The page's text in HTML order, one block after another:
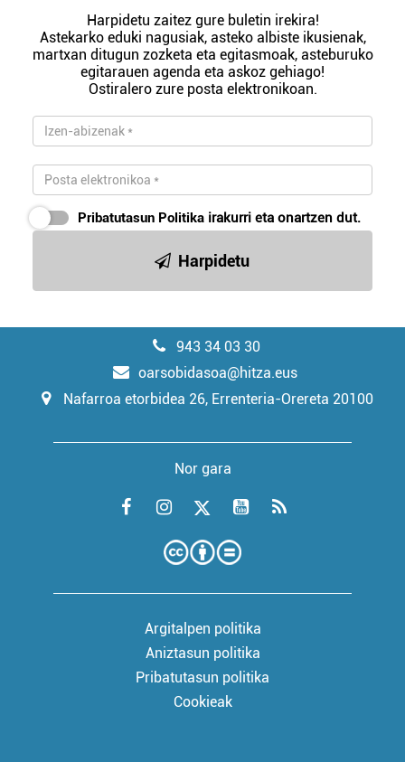
Harpidetu zaitez gure buletin irekira!
Astekarko eduki nagusiak, asteko albiste ikusienak,
martxan ditugun zozketa eta egitasmoak, asteburuko
egitarauen agenda eta askoz gehiago!
Ostiralero zure posta elektronikoan.
Pribatutasun Politika irakurri eta onartzen dut.
Harpidetu
943 34 03 30
oarsobidasoa@hitza.eus
Nafarroa etorbidea 26, Errenteria-Orereta 20100
Nor gara
Argitalpen politika
Aniztasun politika
Pribatutasun politika
Cookieak